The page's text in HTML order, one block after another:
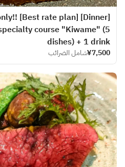
only!! [Best rate plan]
course "Kiwame" (5
dishes) + 1 drink
¥7,500شامل الضرائب